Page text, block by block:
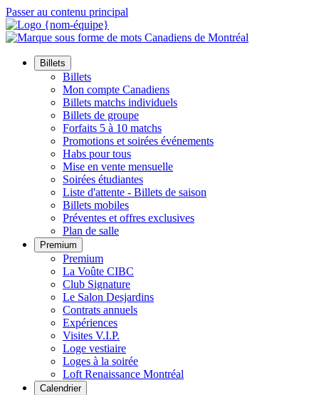
Passer au contenu principal
Billets
Billets
Mon compte Canadiens
Billets matchs individuels
Billets de groupe
Forfaits 5 à 10 matchs
Promotions et soirées événements
Habs pour tous
Mise en vente mensuelle
Soirées étudiantes
Liste d'attente - Billets de saison
Billets mobiles
Préventes et offres exclusives
Plan de salle
Premium
Premium
La Voûte CIBC
Club Signature
Le Salon Desjardins
Contrats annuels
Expériences
Visites V.I.P.
Loge vestiaire
Loges à la soirée
Loft Renaissance Montréal
Calendrier